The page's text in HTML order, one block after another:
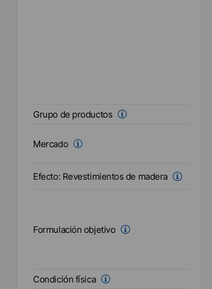
Grupo de productos
Mercado
Efecto: Revestimientos de madera
Formulación objetivo
Condición física